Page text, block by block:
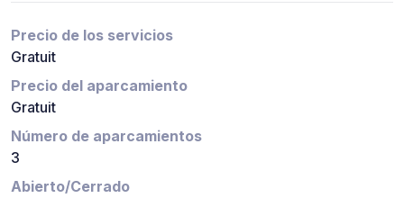
Precio de los servicios
Gratuit
Precio del aparcamiento
Gratuit
Número de aparcamientos
3
Abierto/Cerrado